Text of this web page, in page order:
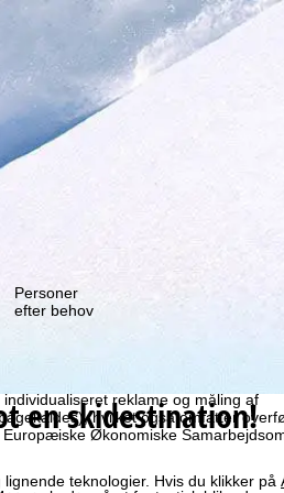
som vi, TravelTrex GmbH, også deler
reklame og måling af
hvilket også omfatter
Økonomiske
teknologier. Hvis du klikker på
Tilmeld
Personer
efter behov
en skidestination!